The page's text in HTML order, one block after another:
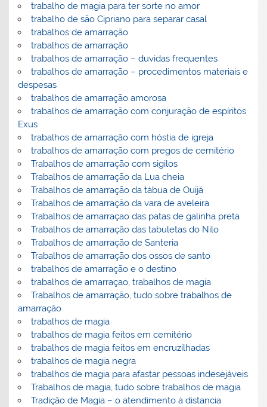
trabalho de magia para ter sorte no amor
trabalho de são Cipriano para separar casal
trabalhos de amarração
trabalhos de amarração
trabalhos de amarração – duvidas frequentes
trabalhos de amarração – procedimentos materiais e
despesas
trabalhos de amarração amorosa
trabalhos de amarração com conjuração de espíritos
Exus
trabalhos de amarração com hóstia de igreja
trabalhos de amarração com pregos de cemitério
Trabalhos de amarração com sigilos
Trabalhos de amarração da Lua cheia
Trabalhos de amarração da tábua de Ouijá
Trabalhos de amarração da vara de aveleira
Trabalhos de amarraçao das patas de galinha preta
Trabalhos de amarração das tabuletas do Nilo
Trabalhos de amarração de Santeria
Trabalhos de amarração dos ossos de santo
trabalhos de amarração e o destino
trabalhos de amarraçao, trabalhos de magia
Trabalhos de amarração, tudo sobre trabalhos de
amarração
trabalhos de magia
trabalhos de magia feitos em cemitério
trabalhos de magia feitos em encruzilhadas
trabalhos de magia negra
trabalhos de magia para afastar pessoas indesejáveis
Trabalhos de magia, tudo sobre trabalhos de magia
Tradição de Magia – o atendimento á distancia